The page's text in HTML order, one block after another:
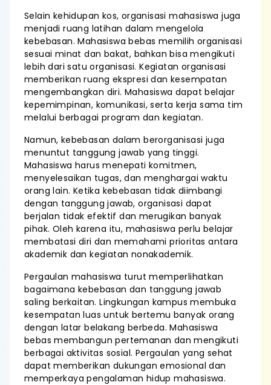
Selain kehidupan kos, organisasi mahasiswa juga
menjadi ruang latihan dalam mengelola
kebebasan. Mahasiswa bebas memilih organisasi
sesuai minat dan bakat, bahkan bisa mengikuti
lebih dari satu organisasi. Kegiatan organisasi
memberikan ruang ekspresi dan kesempatan
mengembangkan diri. Mahasiswa dapat belajar
kepemimpinan, komunikasi, serta kerja sama tim
melalui berbagai program dan kegiatan.
Namun, kebebasan dalam berorganisasi juga
menuntut tanggung jawab yang tinggi.
Mahasiswa harus menepati komitmen,
menyelesaikan tugas, dan menghargai waktu
orang lain. Ketika kebebasan tidak diimbangi
dengan tanggung jawab, organisasi dapat
berjalan tidak efektif dan merugikan banyak
pihak. Oleh karena itu, mahasiswa perlu belajar
membatasi diri dan memahami prioritas antara
akademik dan kegiatan nonakademik.
Pergaulan mahasiswa turut memperlihatkan
bagaimana kebebasan dan tanggung jawab
saling berkaitan. Lingkungan kampus membuka
kesempatan luas untuk bertemu banyak orang
dengan latar belakang berbeda. Mahasiswa
bebas membangun pertemanan dan mengikuti
berbagai aktivitas sosial. Pergaulan yang sehat
dapat memberikan dukungan emosional dan
memperkaya pengalaman hidup mahasiswa.